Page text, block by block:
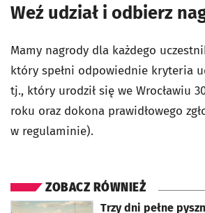
Weź udział i odbierz
Mamy nagrody dla każdego
który spełni odpowiednie kryteria
tj., który urodził się we Wrocławiu
roku oraz dokona prawidłowego
w regulaminie).
ZOBACZ RÓWNIEŻ
Trzy dni pełne
otworzy się w nowej karcie